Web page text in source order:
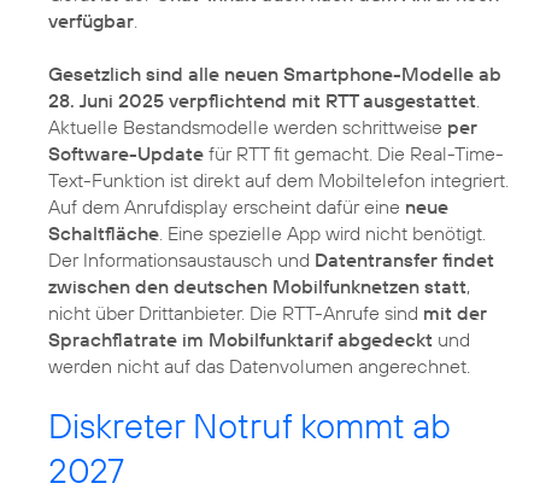
verfügbar.
Gesetzlich sind alle neuen Smartphone-Modelle ab
28. Juni 2025 verpflichtend mit RTT ausgestattet.
Aktuelle Bestandsmodelle werden schrittweise per
Software-Update für RTT fit gemacht. Die Real-Time-
Text-Funktion ist direkt auf dem Mobiltelefon integriert.
Auf dem Anrufdisplay erscheint dafür eine neue
Schaltfläche. Eine spezielle App wird nicht benötigt.
Der Informationsaustausch und Datentransfer findet
zwischen den deutschen Mobilfunknetzen statt,
nicht über Drittanbieter. Die RTT-Anrufe sind mit der
Sprachflatrate im Mobilfunktarif abgedeckt und
werden nicht auf das Datenvolumen angerechnet.
Diskreter Notruf kommt ab
2027